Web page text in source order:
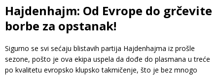
Hajdenhajm: Od Evrope do grčevite
borbe za opstanak!
Sigurno se svi sećaju blistavih partija Hajdenhajma iz prošle
sezone, pošto je ova ekipa uspela da dođe do plasmana u treće
po kvalitetu evropsko klupsko takmičenje, što je bez mnogo